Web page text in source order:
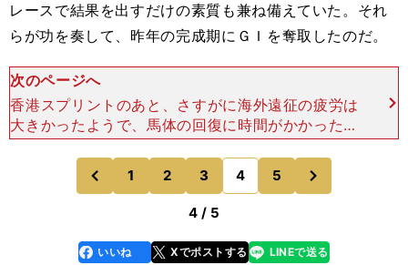
レースで結果を出すだけの素質も兼ね備えていた。それ
らが功を奏して、昨年の完成期にＧＩを奪取したのだ。
次のページへ
香港スプリントのあと、さすがに海外遠征の疲労は
大きかったようで、馬体の回復に時間がかかった。
そのため、高松宮記念はおよそ３カ月の休み明けで
挑むこととなった。 それでも、佐伯氏は「もちろ
ん、本番前に一度
前
のページへ
1 2 3 4 5
のページへ
4 / 5
faceboo
k
いいね Xでポストする
line LINEで送る